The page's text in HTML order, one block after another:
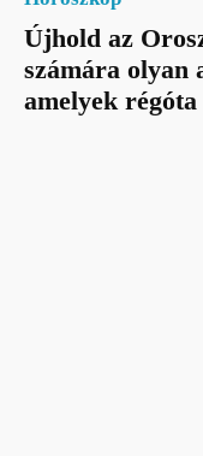
Újhold az
számára olyan
amelyek